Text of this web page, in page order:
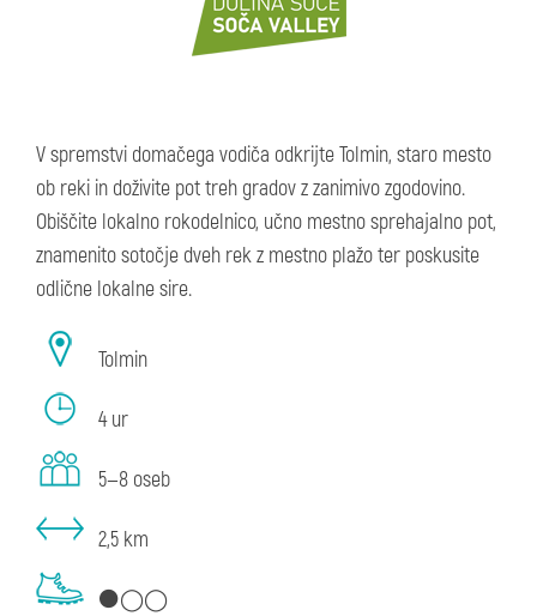
V spremstvi domačega vodiča odkrijte Tolmin, staro mesto
ob reki in doživite pot treh gradov z zanimivo zgodovino.
Obiščite lokalno rokodelnico, učno mestno sprehajalno pot,
znamenito sotočje dveh rek z mestno plažo ter poskusite
odlične lokalne sire.
Tolmin
4 ur
5—8 oseb
2,5 km
⚫◯◯